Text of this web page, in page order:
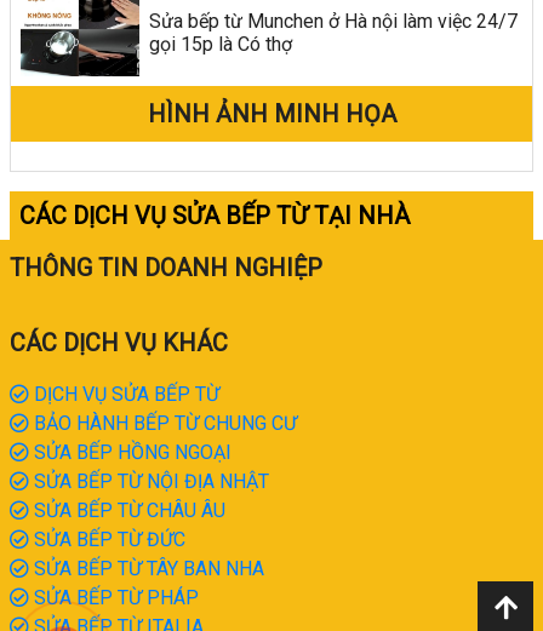
Sửa bếp từ Munchen ở Hà nội làm việc 24/7
gọi 15p là Có thợ
HÌNH ẢNH MINH HỌA
CÁC DỊCH VỤ SỬA BẾP TỪ TẠI NHÀ
THÔNG TIN DOANH NGHIỆP
CÁC DỊCH VỤ KHÁC
DỊCH VỤ SỬA BẾP TỪ
BẢO HÀNH BẾP TỪ CHUNG CƯ
SỬA BẾP HỒNG NGOẠI
SỬA BẾP TỪ NỘI ĐỊA NHẬT
SỬA BẾP TỪ CHÂU ÂU
SỬA BẾP TỪ ĐỨC
SỬA BẾP TỪ TÂY BAN NHA
SỬA BẾP TỪ PHÁP
SỬA BẾP TỪ ITALIA